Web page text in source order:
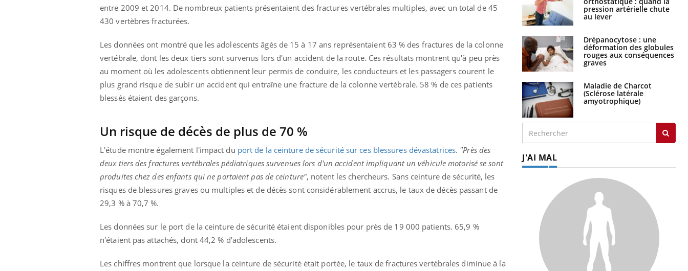
entre 2009 et 2014. De nombreux patients présentaient des fractures vertébrales multiples, avec un total de 45
430 vertèbres fracturées.
Les données ont montré que les adolescents âgés de 15 à 17 ans représentaient 63 % des fractures de la colonne
vertébrale, dont les deux tiers sont survenus lors d'un accident de la route. Ces résultats montrent qu'à peu près
au moment où les adolescents obtiennent leur permis de conduire, les conducteurs et les passagers courent le
plus grand risque de subir un accident qui entraîne une fracture de la colonne vertébrale. 58 % de ces patients
blessés étaient des garçons.
Un risque de décès de plus de 70 %
L'étude montre également l'impact du port de la ceinture de sécurité sur ces blessures dévastatrices. "Près des
deux tiers des fractures vertébrales pédiatriques survenues lors d'un accident impliquant un véhicule motorisé se sont
produites chez des enfants qui ne portaient pas de ceinture", notent les chercheurs. Sans ceinture de sécurité, les
risques de blessures graves ou multiples et de décès sont considérablement accrus, le taux de décès passant de
29,3 % à 70,7 %.
Les données sur le port de la ceinture de sécurité étaient disponibles pour près de 19 000 patients. 65,9 %
n'étaient pas attachés, dont 44,2 % d’adolescents.
Les chiffres montrent que lorsque la ceinture de sécurité était portée, le taux de fractures vertébrales diminue à la
pression artérielle chute
au lever
Drépanocytose : une
déformation des globules
rouges aux conséquences
graves
Maladie de Charcot
(Sclérose latérale
amyotrophique)
J'AI MAL